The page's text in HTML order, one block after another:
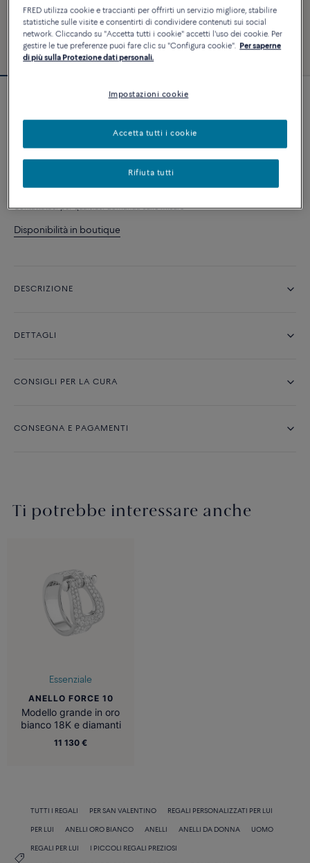
Anello Force 10
Contattataci per qualsiasi domanda sulle misure
Disponibilità in boutique
DESCRIZIONE
DETTAGLI
CONSIGLI PER LA CURA
CONSEGNA E PAGAMENTI
Ti potrebbe interessare anche
Essenziale
ANELLO FORCE 10
Modello grande in oro
bianco 18K e diamanti
11 130 €
TUTTI I REGALI PER SAN VALENTINO REGALI PERSONALIZZATI PER LUI
PER LUI ANELLI ORO BIANCO ANELLI ANELLI DA DONNA UOMO
REGALI PER LUI I PICCOLI REGALI PREZIOSI
FRED utilizza cookie e traccianti per offrirti un servizio migliore, stabilire
statistiche sulle visite e consentirti di condividere contenuti sui social
network. Cliccando su "Accetta tutti i cookie" accetti l'uso dei cookie. Per
gestire le tue preferenze puoi fare clic su "Configura cookie". Per saperne
di più sulla Protezione dati personali.
Impostazioni cookie
Rifiuta tutti
Accetta tutti i cookie